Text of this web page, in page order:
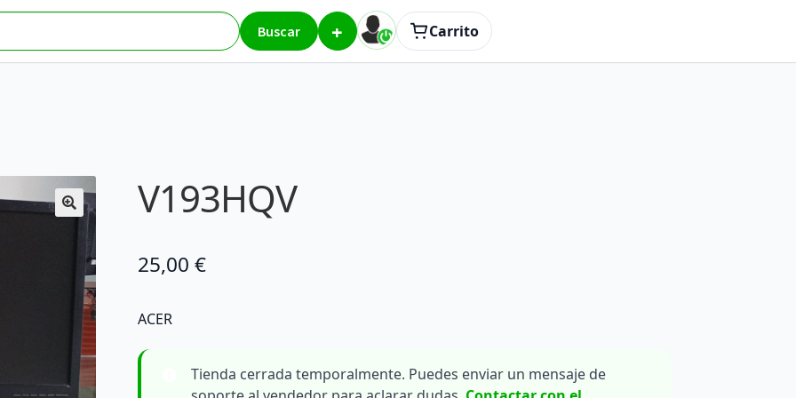
Buscar + Carrito
V193HQV
25,00 €
ACER
Tienda cerrada temporalmente. Puedes enviar un mensaje de